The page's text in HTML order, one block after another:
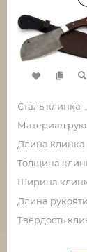
Сталь клинка
Материал
Длина клинка
Толщина
Ширина
Длина рукояти
Твёрдость